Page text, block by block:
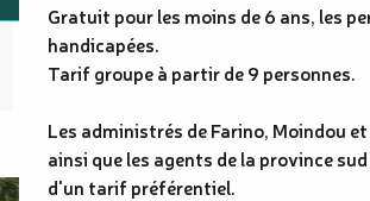
Gratuit pour les moins de 6 ans, les
handicapées.
Tarif groupe à partir de 9 personnes.
Les administrés de Farino, Moindou
ainsi que les agents de la province
d'un tarif préférentiel.